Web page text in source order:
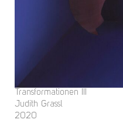
Transformationen III
Judith Grassl
2020